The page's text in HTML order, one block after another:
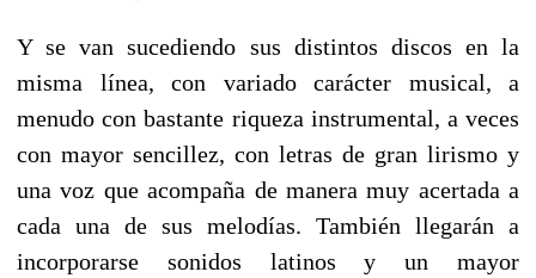
Y se van sucediendo sus distintos discos en la
misma línea, con variado carácter musical, a
menudo con bastante riqueza instrumental, a veces
con mayor sencillez, con letras de gran lirismo y
una voz que acompaña de manera muy acertada a
cada una de sus melodías. También llegarán a
incorporarse sonidos latinos y un mayor